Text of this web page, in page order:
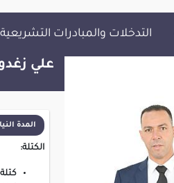
التدخلات والمبادرات التشريعية
علي
المدة النيابية
الكتلة: